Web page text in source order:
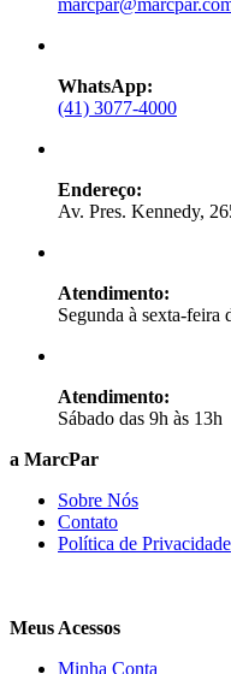
WhatsApp:
(41) 3077-4000
Endereço:
Av. Pres. Kennedy,
Atendimento:
Segunda à sexta-feira
Atendimento:
Sábado das 9h às 13h
a MarcPar
Sobre Nós
Contato
Política de Privacidade
Meus Acessos
Minha Conta